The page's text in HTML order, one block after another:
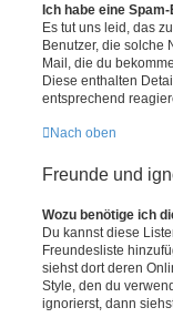
Ich habe eine
Es tut uns leid, das
Benutzer, die solche
Mail, die du
Diese enthalten
entsprechend
Nach oben
Freunde und
Wozu benötige ich
Du kannst diese
Freundesliste
siehst dort deren
Style, den du
ignorierst, dann